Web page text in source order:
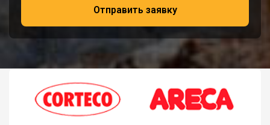
Отправить заявку